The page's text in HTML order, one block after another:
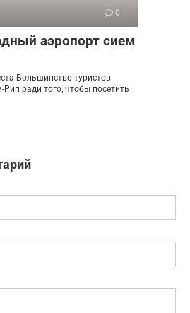
0
аэропорт сием
Большинство туристов
ради того, чтобы посетить